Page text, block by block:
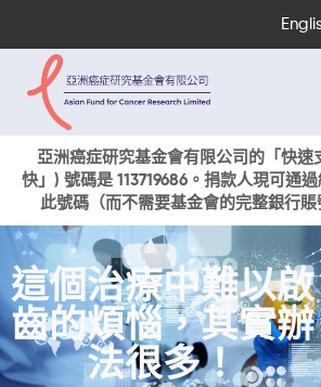
亞洲癌症研究基金會有限公司的「快速
快」) 號碼是 113719686。捐款人現可通
此號碼（而不需要基金會的完整銀行賬
這個治療中難以啟
齒的煩惱，其實辦
法很多！
關於我們
科研項目
活動與獎項
新聞
捐款支持
現在捐贈